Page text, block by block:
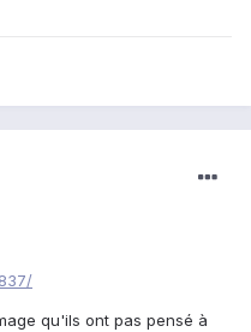
qu'ils ont pas pensé à